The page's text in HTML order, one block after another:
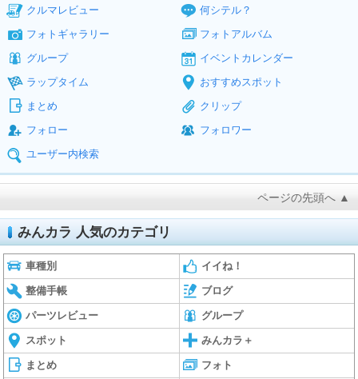
クルマレビュー
何シテル？
フォトギャラリー
フォトアルバム
グループ
イベントカレンダー
ラップタイム
おすすめスポット
まとめ
クリップ
フォロー
フォロワー
ユーザー内検索
ページの先頭へ ▲
みんカラ 人気のカテゴリ
車種別 イイね！
整備手帳 ブログ
パーツレビュー グループ
スポット みんカラ＋
まとめ フォト